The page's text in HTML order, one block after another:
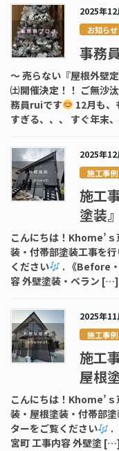
2025年12
お知らせ
事務
～ 売らない『屋根外壁
㈯開催決定！！ ご無沙
務員ruiです
12月も、
すぎる、、、 すぐ年末
2025年12
施工事例
施工
塗装』
こんにちは！Khome’
装・付帯部塗装工事を
ください
. 《Before
容 外壁塗装・ベラン […]
2025年11
施工事例
施工
屋根
こんにちは！Khome’
装・屋根塗装・付帯部
ターをご覧ください
.
宮町 工事内容 外壁塗 […]